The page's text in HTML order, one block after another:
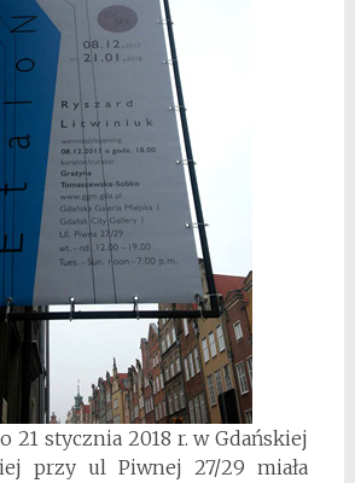
21 stycznia 2018 r. w Gdańskiej
przy ul Piwnej 27/29 miała